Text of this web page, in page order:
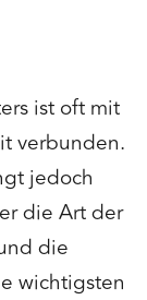
ist oft mit
verbunden.
jedoch
die Art der
die
wichtigsten